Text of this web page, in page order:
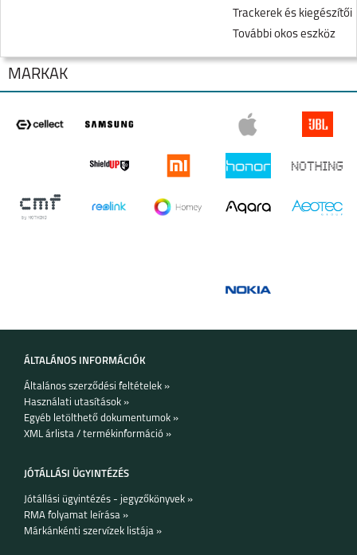
Trackerek és kiegészítői
További okos eszköz
IPHONE 17 PRO MAX IPHONE 17 PRO
MÁRKÁK
ÁLTALÁNOS INFORMÁCIÓK
Általános szerződési feltételek »
Használati utasítások »
Egyéb letölthető dokumentumok »
XML árlista / termékinformáció »
JÓTÁLLÁSI ÜGYINTÉZÉS
Jótállási ügyintézés - jegyzőkönyvek »
RMA folyamat leírása »
Márkánkénti szervízek listája »